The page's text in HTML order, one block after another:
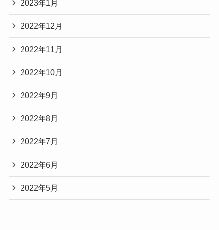
2023年1月
2022年12月
2022年11月
2022年10月
2022年9月
2022年8月
2022年7月
2022年6月
2022年5月